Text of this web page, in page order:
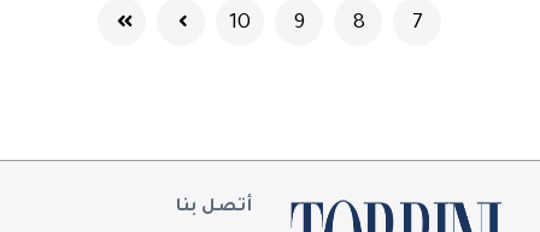
7
8
9
10
أتصل بنا